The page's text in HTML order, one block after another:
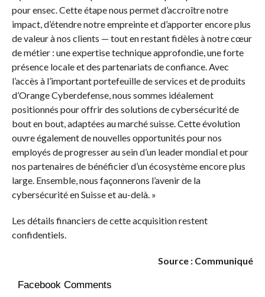
pour ensec. Cette étape nous permet d’accroître notre
impact, d’étendre notre empreinte et d’apporter encore plus
de valeur à nos clients — tout en restant fidèles à notre cœur
de métier : une expertise technique approfondie, une forte
présence locale et des partenariats de confiance. Avec
l’accès à l’important portefeuille de services et de produits
d’Orange Cyberdefense, nous sommes idéalement
positionnés pour offrir des solutions de cybersécurité de
bout en bout, adaptées au marché suisse. Cette évolution
ouvre également de nouvelles opportunités pour nos
employés de progresser au sein d’un leader mondial et pour
nos partenaires de bénéficier d’un écosystème encore plus
large. Ensemble, nous façonnerons l’avenir de la
cybersécurité en Suisse et au-delà. »
Les détails financiers de cette acquisition restent
confidentiels.
Source : Communiqué
Facebook Comments